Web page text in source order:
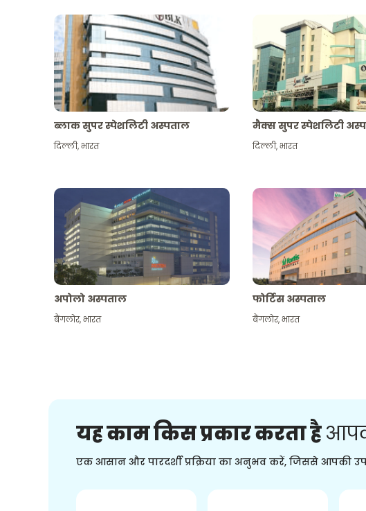
ब्लाक सुपर स्पेशलिटी अस्पताल
दिल्ली,भारत
मैक्स सुपर स्पेशलिटी
दिल्ली,भारत
अपोलो अस्पताल
बैंगलोर,भारत
फोर्टिस अस्पताल
बैंगलोर,भारत
यह काम किस प्रकार करता है
एक आसान और पारदर्शी प्रक्रिया का अनुभव करें, जिससे आपकी